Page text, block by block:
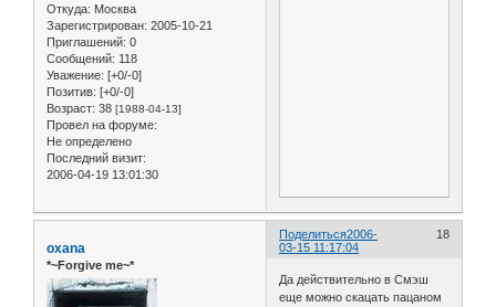
Откуда: Москва
Зарегистрирован: 2005-10-21
Приглашений: 0
Сообщений: 118
Уважение: [+0/-0]
Позитив: [+0/-0]
Возраст: 38 [1988-04-13]
Провел на форуме:
Не определено
Последний визит:
2006-04-19 13:01:30
Поделиться 18
2006-
03-15 11:17:04
oxana
*~Forgive me~*
Да действительно в Смэш
еще можно скацать пацаном